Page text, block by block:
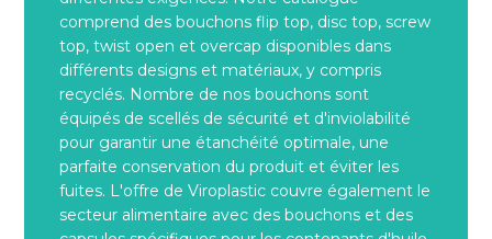
comprend des bouchons flip top, disc top, screw
top, twist open et overcap disponibles dans
différents designs et matériaux, y compris
recyclés. Nombre de nos bouchons sont
équipés de scellés de sécurité et d'inviolabilité
pour garantir une étanchéité optimale, une
parfaite conservation du produit et éviter les
fuites. L'offre de Viroplastic couvre également le
secteur alimentaire avec des bouchons et des